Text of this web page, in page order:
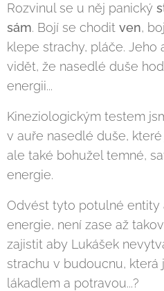
Rozvinul se u něj panický
sám. Bojí se chodit ven,
klepe strachy, pláče. Jeho
vidět, že nasedlé duše
energii...
Kineziologickým testem
v auře nasedlé duše,
ale také bohužel temné,
energie.
Odvést tyto potulné entity
energie, není zase až
zajistit aby Lukášek
strachu v budoucnu,
lákadlem a potravou...?